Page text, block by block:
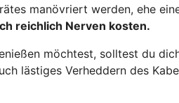
manövriert werden, ehe
reichlich Nerven kosten.
möchtest, solltest du
lästiges Verheddern des